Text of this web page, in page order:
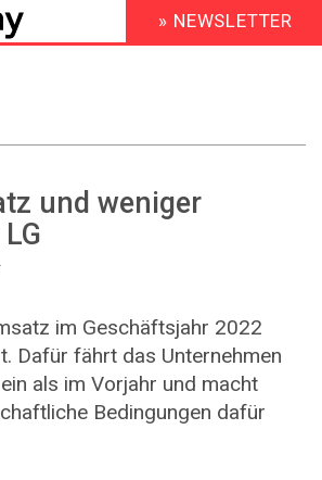
HEADER
MENU
» NEWSLETTER
und weniger
im Geschäftsjahr 2022
Dafür fährt das Unternehmen
als im Vorjahr und macht
Bedingungen dafür